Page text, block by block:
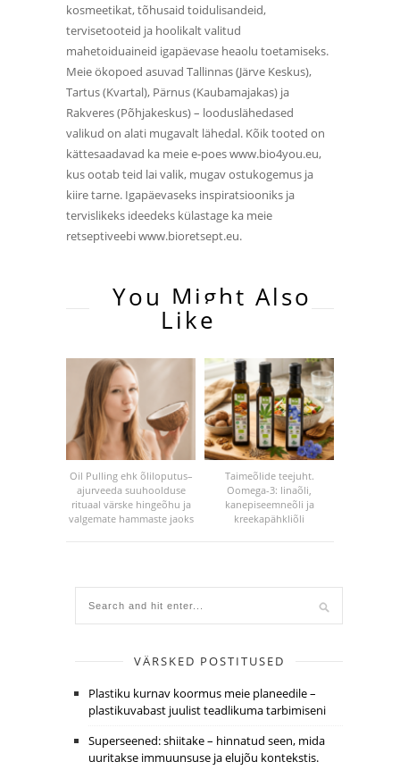
kosmeetikat, tõhusaid toidulisandeid,
tervisetooteid ja hoolikalt valitud
mahetoiduaineid igapäevase heaolu toetamiseks.
Meie ökopoed asuvad Tallinnas (Järve Keskus),
Tartus (Kvartal), Pärnus (Kaubamajakas) ja
Rakveres (Põhjakeskus) – looduslähedased
valikud on alati mugavalt lähedal. Kõik tooted on
kättesaadavad ka meie e-poes www.bio4you.eu,
kus ootab teid lai valik, mugav ostukogemus ja
kiire tarne. Igapäevaseks inspiratsiooniks ja
tervislikeks ideedeks külastage ka meie
retseptiveebi www.bioretsept.eu.
You Might Also
Like
Oil Pulling ehk õliloputus–
ajurveeda suuhoolduse
rituaal värske hingeõhu ja
valgemate hammaste jaoks
Taimeõlide teejuht.
Oomega-3: linaõli,
kanepiseemneõli ja
kreekapähkliõli
VÄRSKED POSTITUSED
Plastiku kurnav koormus meie planeedile –
plastikuvabast juulist teadlikuma tarbimiseni
Superseened: shiitake – hinnatud seen, mida
uuritakse immuunsuse ja elujõu kontekstis.